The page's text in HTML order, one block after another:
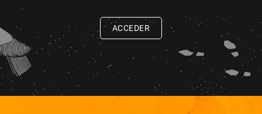
ACCEDER